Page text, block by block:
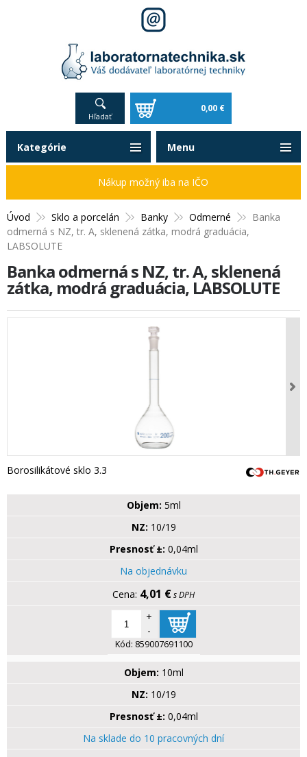
Hľadať
0,00 €
Úvod Sklo a porcelán Banky Odmerné
Banka
odmerná s NZ, tr. A, sklenená zátka, modrá graduácia,
LABSOLUTE
Banka odmerná s NZ, tr. A, sklenená
zátka, modrá graduácia, LABSOLUTE
Borosilikátové sklo 3.3
Objem: 5ml
NZ: 10/19
Presnosť ±: 0,04ml
Na objednávku
4,01 €s DPH
+
-
Kód: 859007691100
Objem: 10ml
NZ: 10/19
Presnosť ±: 0,04ml
Na sklade do 10 pracovných dní
Kategórie
Nákup možný iba na IČO
Menu